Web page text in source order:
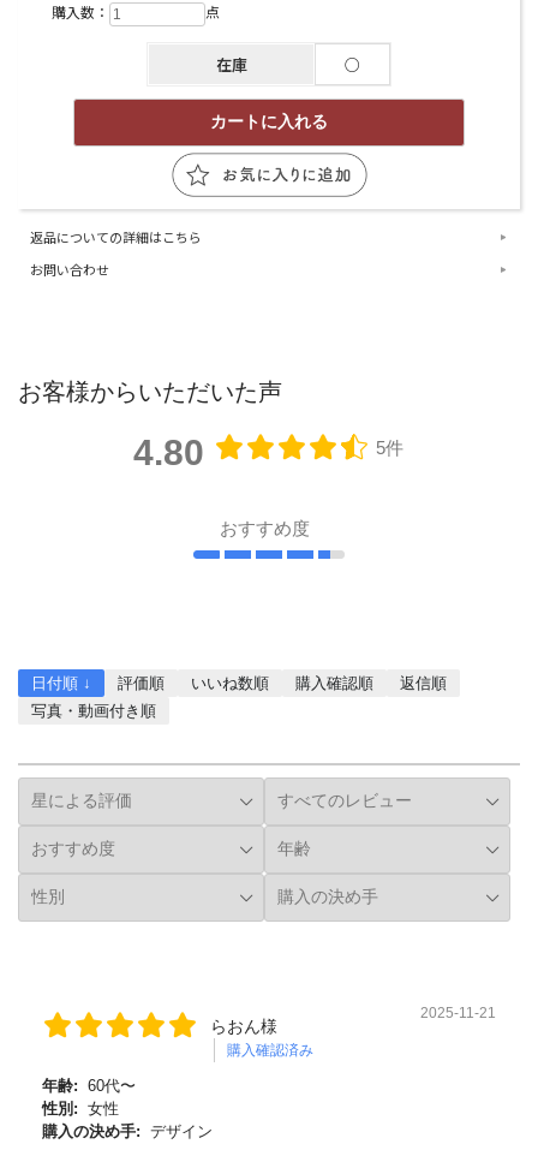
購入数： 点
在庫 ○
返品についての詳細はこちら
お問い合わせ
お客様からいただいた声
4.80 5件
おすすめ度
日付順 ↓ 評価順 いいね数順 購入確認順
返信順
写真・動画付き順
らおん様
購入確認済み
2025-11-21
年齢: 60代〜
性別: 女性
購入の決め手: デザイン